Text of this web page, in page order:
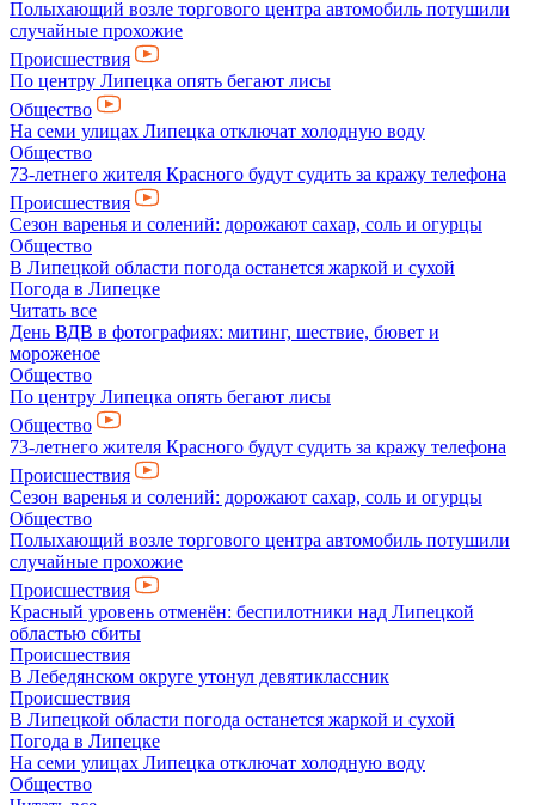
Полыхающий возле торгового центра автомобиль потушили
случайные прохожие
Происшествия
По центру Липецка опять бегают лисы
Общество
На семи улицах Липецка отключат холодную воду
Общество
73-летнего жителя Красного будут судить за кражу телефона
Происшествия
Сезон варенья и солений: дорожают сахар, соль и огурцы
Общество
В Липецкой области погода останется жаркой и сухой
Погода в Липецке
Читать все
День ВДВ в фотографиях: митинг, шествие, бювет и
мороженое
Общество
По центру Липецка опять бегают лисы
Общество
73-летнего жителя Красного будут судить за кражу телефона
Происшествия
Сезон варенья и солений: дорожают сахар, соль и огурцы
Общество
Полыхающий возле торгового центра автомобиль потушили
случайные прохожие
Происшествия
Красный уровень отменён: беспилотники над Липецкой
областью сбиты
Происшествия
В Лебедянском округе утонул девятиклассник
Происшествия
В Липецкой области погода останется жаркой и сухой
Погода в Липецке
На семи улицах Липецка отключат холодную воду
Общество